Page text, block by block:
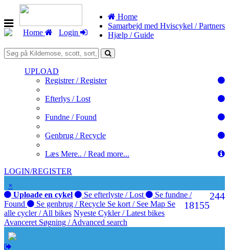
Home
Samarbejd med Hviscykel / Partners
Hjælp / Guide
Home Login
UPLOAD
Registrer / Register
Efterlys / Lost
Fundne / Found
Genbrug / Recycle
Læs Mere.. / Read more...
LOGIN/REGISTER
×
Uploade en cykel
Se efterlyste / Lost 244
Se fundne /
Found
55
Se genbrug / Recycle 181
Se kort / See Map Se
alle cycler / All bikes Nyeste Cykler / Latest bikes
Avanceret Søgning / Advanced search